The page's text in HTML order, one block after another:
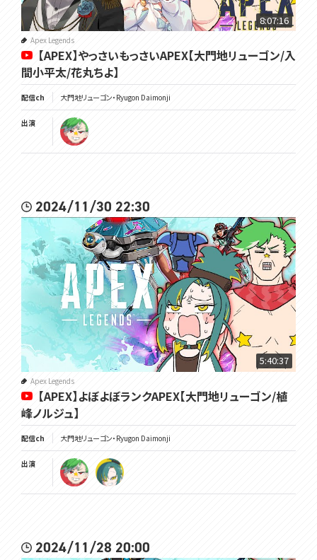
8:07:16
Apex Legends
【APEX】やっさいもっさいAPEX【大門地リューゴン/入
間小平太/花丸ちよ】
配信ch 大門地リューゴン・Ryugon Daimonji
出演
2024/11/30 22:30
5:40:37
Apex Legends
【APEX】よぼよぼランクAPEX【大門地リューゴン/植
峰ノルジュ】
配信ch 大門地リューゴン・Ryugon Daimonji
出演
2024/11/28 20:00